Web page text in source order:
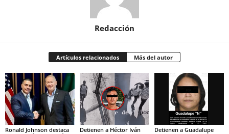
Redacción
Artículos relacionados Más del autor
Ronald Johnson destaca
Detienen a Héctor Iván
Detienen a Guadalupe